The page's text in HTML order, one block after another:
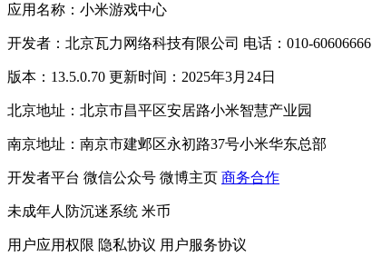
应用名称：小米游戏中心
开发者：北京瓦力网络科技有限公司 电话：010-60606666
版本：13.5.0.70 更新时间：2025年3月24日
北京地址：北京市昌平区安居路小米智慧产业园
南京地址：南京市建邺区永初路37号小米华东总部
开发者平台 微信公众号 微博主页 商务合作
未成年人防沉迷系统 米币
用户应用权限 隐私协议 用户服务协议